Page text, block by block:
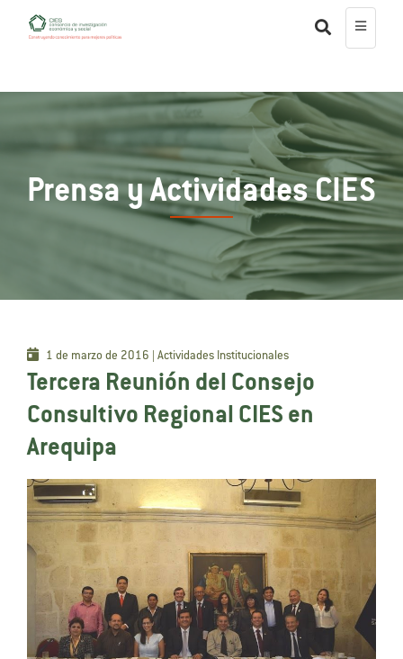
Prensa y Actividades CIES
1 de marzo de 2016 | Actividades Institucionales
Tercera Reunión del Consejo
Consultivo Regional CIES en
Arequipa